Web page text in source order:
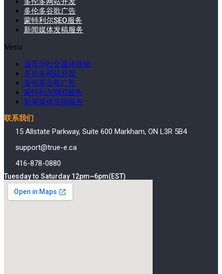
多伦多谷歌广告
蒙特利尔SEO服务
新闻媒体发稿服务
Menu
温哥华社交媒体营销
多伦多网站开发
多伦多谷歌广告
蒙特利尔SEO服务
新闻媒体发稿服务
联系我们
15 Allstate Parkway, Suite 600 Markham, ON L3R 5B4
support@true-e.ca
416-878-0880
Tuesday to Saturday 12pm~6pm(EST)